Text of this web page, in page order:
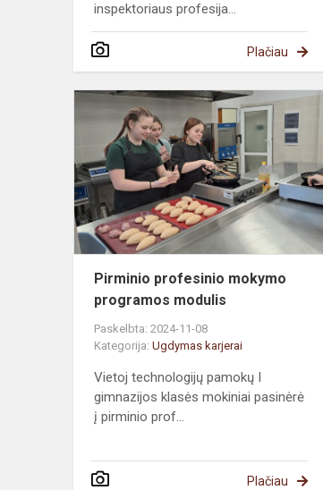
inspektoriaus profesija...
Plačiau
Pirminio profesinio mokymo
programos modulis
Paskelbta: 2024-11-08
Kategorija: Ugdymas karjerai
Vietoj technologijų pamokų I
gimnazijos klasės mokiniai pasinėrė
į pirminio prof...
Plačiau